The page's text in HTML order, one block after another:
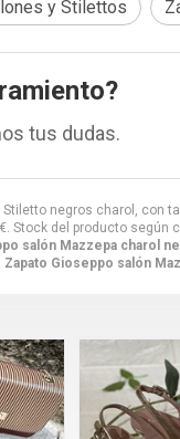
negros charol,
€. Stock del producto según
salón Mazzepa charol
Zapato Gioseppo salón
y Stilettos
tus dudas.